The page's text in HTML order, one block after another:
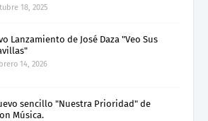
18, 2025
Lanzamiento de José Daza "Veo Sus
14, 2026
sencillo "Nuestra Prioridad" de
Música.